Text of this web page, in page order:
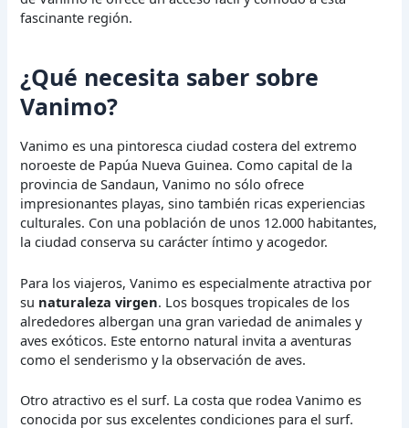
fascinante región.
¿Qué necesita saber sobre
Vanimo?
Vanimo es una pintoresca ciudad costera del extremo
noroeste de Papúa Nueva Guinea. Como capital de la
provincia de Sandaun, Vanimo no sólo ofrece
impresionantes playas, sino también ricas experiencias
culturales. Con una población de unos 12.000 habitantes,
la ciudad conserva su carácter íntimo y acogedor.
Para los viajeros, Vanimo es especialmente atractiva por
su naturaleza virgen. Los bosques tropicales de los
alrededores albergan una gran variedad de animales y
aves exóticos. Este entorno natural invita a aventuras
como el senderismo y la observación de aves.
Otro atractivo es el surf. La costa que rodea Vanimo es
conocida por sus excelentes condiciones para el surf.